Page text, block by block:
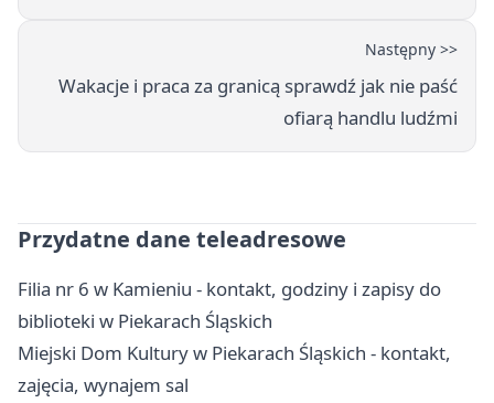
Następny >>
Wakacje i praca za granicą sprawdź jak nie paść
ofiarą handlu ludźmi
Przydatne dane teleadresowe
Filia nr 6 w Kamieniu - kontakt, godziny i zapisy do
biblioteki w Piekarach Śląskich
Miejski Dom Kultury w Piekarach Śląskich - kontakt,
zajęcia, wynajem sal